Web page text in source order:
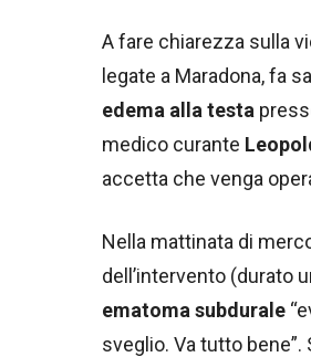
A fare chiarezza sulla
legate a Maradona, fa
edema alla testa
medico curante
accetta che venga
Nella mattinata di
dell’intervento (durato
ematoma subdurale
sveglio. Va tutto bene”.